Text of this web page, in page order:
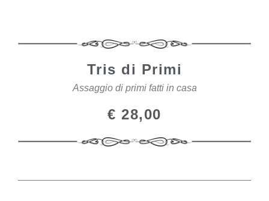
Tris di Primi
Assaggio di primi fatti in casa
€ 28,00